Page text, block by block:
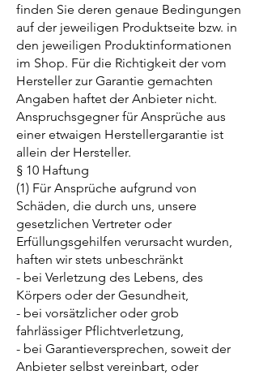
finden Sie deren genaue Bedingungen
auf der jeweiligen Produktseite bzw. in
den jeweiligen Produktinformationen
im Shop. Für die Richtigkeit der vom
Hersteller zur Garantie gemachten
Angaben haftet der Anbieter nicht.
Anspruchsgegner für Ansprüche aus
einer etwaigen Herstellergarantie ist
allein der Hersteller.
§ 10 Haftung
(1) Für Ansprüche aufgrund von
Schäden, die durch uns, unsere
gesetzlichen Vertreter oder
Erfüllungsgehilfen verursacht wurden,
haften wir stets unbeschränkt
- bei Verletzung des Lebens, des
Körpers oder der Gesundheit,
- bei vorsätzlicher oder grob
fahrlässiger Pflichtverletzung,
- bei Garantieversprechen, soweit der
Anbieter selbst vereinbart, oder